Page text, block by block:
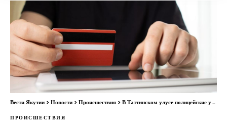
Вести Якутии >Новости >Происшествия >В Таттинском улусе полицейские установили несовершеннолетнего, подозреваемого в краже денежных средств у матери приятеля
ПРОИСШЕСТВИЯ